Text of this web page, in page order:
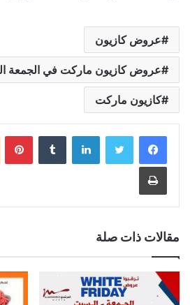
عروض كازيون
عروض كازيون ماركت في الجمعة
كازيون ماركت
لينكدإن
طباعة
مقالات ذات صلة